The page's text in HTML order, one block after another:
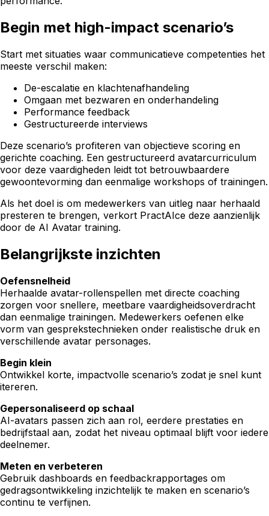
Begin met high-impact scenario’s
Start met situaties waar communicatieve competenties het
meeste verschil maken:
De-escalatie en klachtenafhandeling
Omgaan met bezwaren en onderhandeling
Performance feedback
Gestructureerde interviews
Deze scenario’s profiteren van objectieve scoring en
gerichte coaching. Een gestructureerd avatarcurriculum
voor deze vaardigheden leidt tot betrouwbaardere
gewoontevorming dan eenmalige workshops of trainingen.
Als het doel is om medewerkers van uitleg naar herhaald
presteren te brengen, verkort PractAIce deze aanzienlijk
door de AI Avatar training.
Belangrijkste inzichten
Oefensnelheid
Herhaalde avatar-rollenspellen met directe coaching
zorgen voor snellere, meetbare vaardigheidsoverdracht
dan eenmalige trainingen. Medewerkers oefenen elke
vorm van gesprekstechnieken onder realistische druk en
verschillende avatar personages.
Begin klein
Ontwikkel korte, impactvolle scenario’s zodat je snel kunt
itereren.
Gepersonaliseerd op schaal
AI-avatars passen zich aan rol, eerdere prestaties en
bedrijfstaal aan, zodat het niveau optimaal blijft voor iedere
deelnemer.
Meten en verbeteren
Gebruik dashboards en feedbackrapportages om
gedragsontwikkeling inzichtelijk te maken en scenario’s
continu te verfijnen.